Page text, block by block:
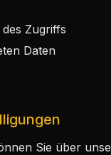
Zugriffs
Daten
Sie über